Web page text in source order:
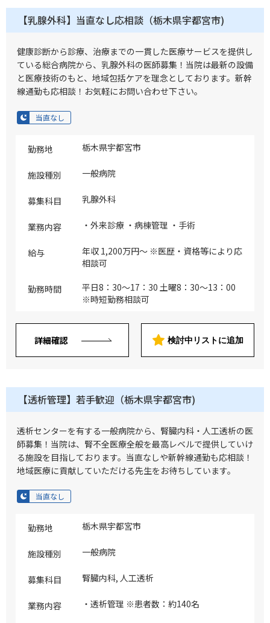
【乳腺外科】当直なし応相談（栃木県宇都宮市)
健康診断から診療、治療までの一貫した医療サービスを提供し
ている総合病院から、乳腺外科の医師募集！当院は最新の設備
と医療技術のもと、地域包括ケアを理念としております。新幹
線通勤も応相談！お気軽にお問い合わせ下さい。
当直なし
勤務地 栃木県宇都宮市
施設種別 一般病院
募集科目 乳腺外科
業務内容 ・外来診療 ・病棟管理 ・手術
給与
年収 1,200万円～ ※医歴・資格等により応
相談可
勤務時間
平日8：30～17：30 土曜8：30～13：00
※時短勤務相談可
詳細確認 検討中リストに追加
【透析管理】若手歓迎（栃木県宇都宮市)
透析センターを有する一般病院から、腎臓内科・人工透析の医
師募集！当院は、腎不全医療全般を最高レベルで提供していけ
る施設を目指しております。当直なしや新幹線通勤も応相談！
地域医療に貢献していただける先生をお待ちしています。
当直なし
勤務地 栃木県宇都宮市
施設種別 一般病院
募集科目 腎臓内科, 人工透析
業務内容 ・透析管理 ※患者数：約140名